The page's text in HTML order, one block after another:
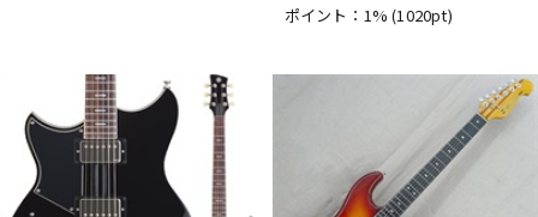
ポイント：1%(1020pt)